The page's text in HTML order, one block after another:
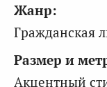
Жанр:
Гражданская
Размер и
Акцентный